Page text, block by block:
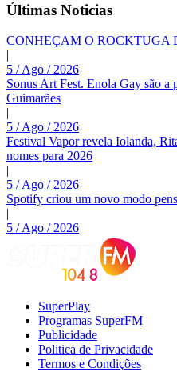
Últimas Noticias
CONHEÇAM O ROCKTUGA
|
5 / Ago / 2026
Sonus Art Fest. Enola Gay são a
Guimarães
|
5 / Ago / 2026
Festival Vapor revela Iolanda,
nomes para 2026
|
5 / Ago / 2026
Spotify criou um novo modo
|
5 / Ago / 2026
SuperPlay
Programas SuperFM
Publicidade
Politica de Privacidade
Termos e Condições